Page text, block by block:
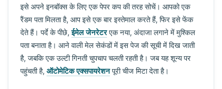
इसे अपने इनबॉक्स के लिए एक पेपर कप की तरह सोचें। आपको एक
रैंडम पता मिलता है, आप इसे एक बार इस्तेमाल करते हैं, फिर इसे फेंक
देते हैं। पर्दे के पीछे,ईमेल जेनरेटरएक नया, अंदाजा लगाने में मुश्किल
पता बनाता है। आने वाली मेल सेकंडों में इस पेज की सूची में दिख जाती
है, जबकि एक उल्टी गिनती चुपचाप चलती रहती है। जब यह शून्य पर
पहुंचती है, ऑटोमेटिक एक्सपायरेशनपूरी चीज मिटा देता है।